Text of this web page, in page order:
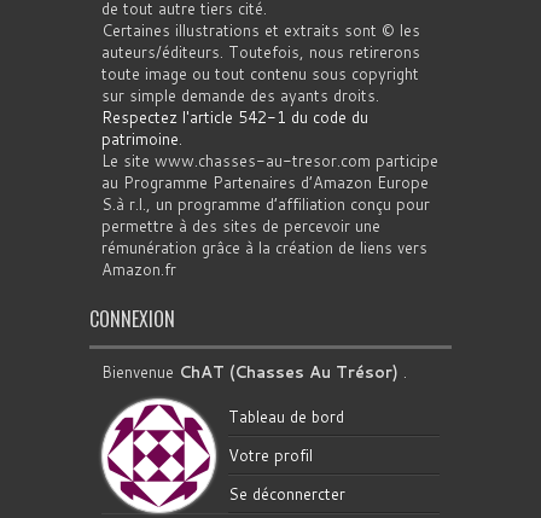
de tout autre tiers cité.
Certaines illustrations et extraits sont © les
auteurs/éditeurs. Toutefois, nous retirerons
toute image ou tout contenu sous copyright
sur simple demande des ayants droits.
Respectez l'article 542-1 du code du
patrimoine.
Le site www.chasses-au-tresor.com participe
au Programme Partenaires d’Amazon Europe
S.à r.l., un programme d’affiliation conçu pour
permettre à des sites de percevoir une
rémunération grâce à la création de liens vers
Amazon.fr
CONNEXION
Bienvenue ChAT (Chasses Au Trésor) .
Tableau de bord
Votre profil
Se déconnercter